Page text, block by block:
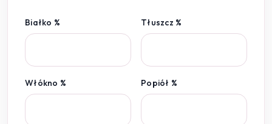
Białko % Tłuszcz %
Włókno % Popiół %